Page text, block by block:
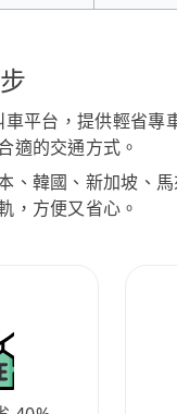
平台，提供輕省專
適的交通方式。
、韓國、新加坡、
，方便又省心。